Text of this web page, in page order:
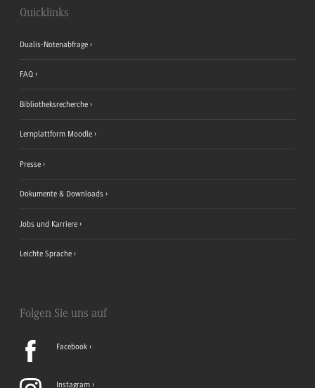
Quicklinks
Dualis-Notenabfrage
FAQ
Bibliotheksrecherche
Lernplattform Moodle
Presse
Dokumente & Downloads
Jobs und Karriere
Leichte Sprache
Folgen Sie uns auf
Facebook
Instagram